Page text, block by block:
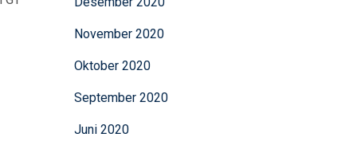
November 2020
Oktober 2020
September 2020
Juni 2020